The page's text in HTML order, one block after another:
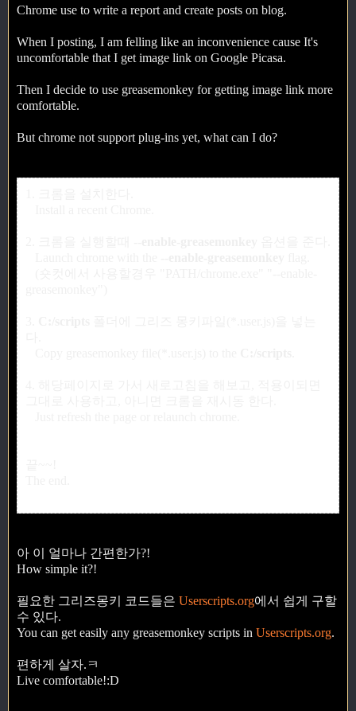
Chrome use to write a report and create posts on blog.
When I posting, I am felling like an inconvenience cause It's
uncomfortable that I get image link on Google Picasa.
Then I decide to use greasemonkey for getting image link more
comfortable.
But chrome not support plug-ins yet, what can I do?
아 이 얼마나 간편한가?!
How simple it?!
필요한 그리즈몽키 코드들은 Userscripts.org에서 쉽게 구할
수 있다.
You can get easily any greasemonkey scripts in Userscripts.org.
편하게 살자.ㅋ
Live comfortable!:D